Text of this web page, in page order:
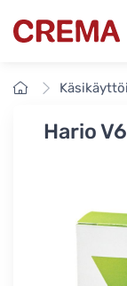
Crema
Etusivu
Hario